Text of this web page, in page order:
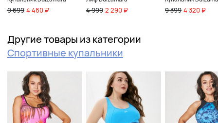
9 699 4 460 ₽ 4 999 2 290 ₽ 9 399 4 320 ₽
Другие товары из категории
Спортивные купальники